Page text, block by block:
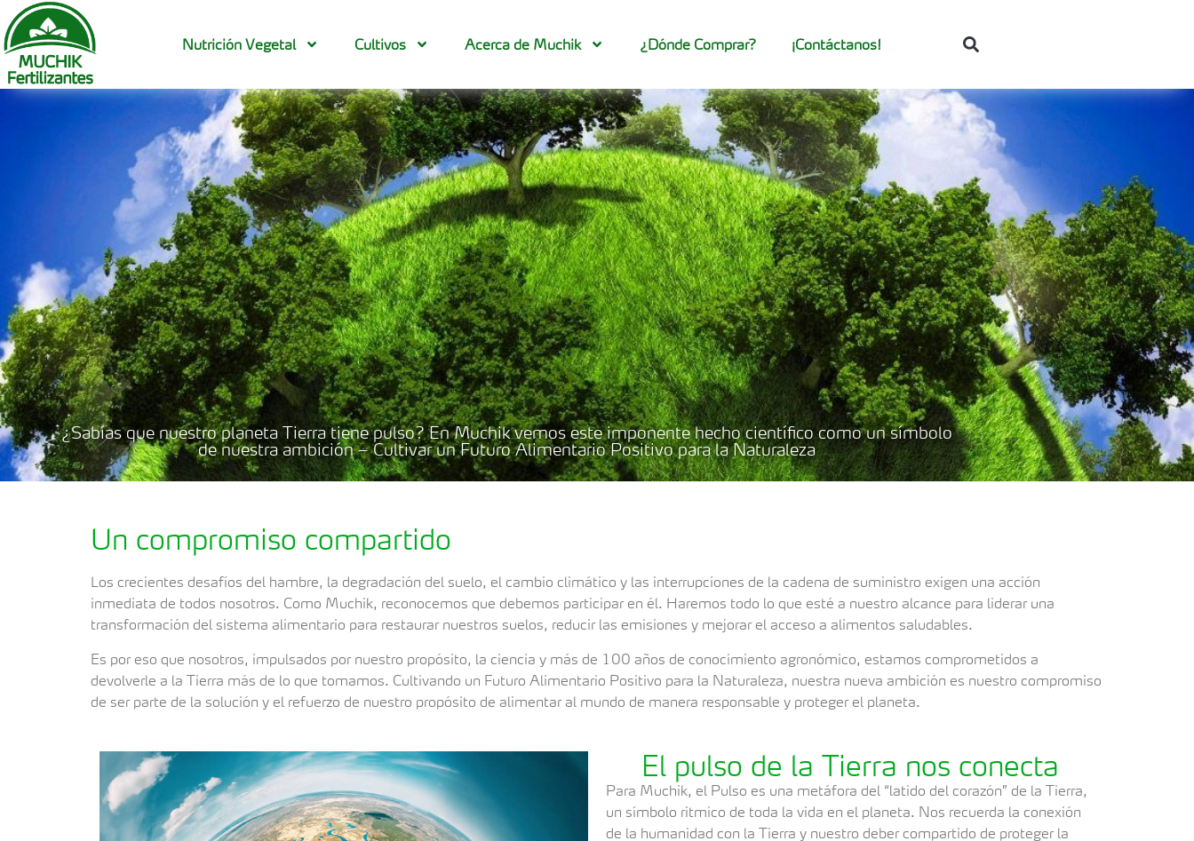
Nutrición Vegetal Cultivos Acerca de Muchik ¿Dónde Comprar? ¡Contáctanos!
¿Sabías que nuestro planeta Tierra tiene pulso? En Muchik vemos este imponente hecho científico como un símbolo
de nuestra ambición – Cultivar un Futuro Alimentario Positivo para la Naturaleza
Un compromiso compartido
Los crecientes desafíos del hambre, la degradación del suelo, el cambio climático y las interrupciones de la cadena de suministro exigen una acción
inmediata de todos nosotros. Como Muchik, reconocemos que debemos participar en él. Haremos todo lo que esté a nuestro alcance para liderar una
transformación del sistema alimentario para restaurar nuestros suelos, reducir las emisiones y mejorar el acceso a alimentos saludables.
Es por eso que nosotros, impulsados ​por nuestro propósito, la ciencia y más de 100 años de conocimiento agronómico, estamos comprometidos a
devolverle a la Tierra más de lo que tomamos. Cultivando un Futuro Alimentario Positivo para la Naturaleza, nuestra nueva ambición es nuestro compromiso
de ser parte de la solución y el refuerzo de nuestro propósito de alimentar al mundo de manera responsable y proteger el planeta.
El pulso de la Tierra nos conecta
Para Muchik, el Pulso es una metáfora del “latido del corazón” de la Tierra,
un símbolo rítmico de toda la vida en el planeta. Nos recuerda la conexión
de la humanidad con la Tierra y nuestro deber compartido de proteger la